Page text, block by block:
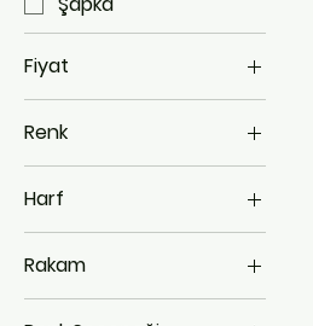
Fiyat
₺15 ₺7.500
Renk
Harf
&
A
Rakam
0